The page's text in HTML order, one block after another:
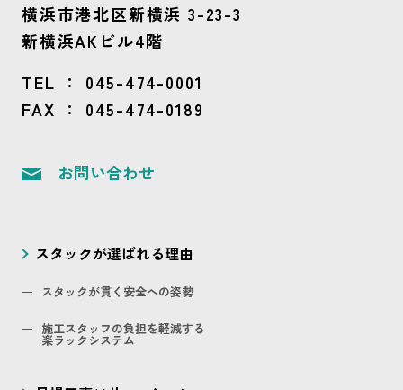
横浜市港北区新横浜 3-23-3
新横浜AKビル4階
TEL ： 045-474-0001
FAX ： 045-474-0189
お問い合わせ
スタックが選ばれる理由
スタックが貫く安全への姿勢
施工スタッフの負担を軽減する
楽ラックシステム